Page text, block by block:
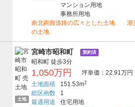
マンション用地
事務所用地
南北両面道路の広々とした土地 潮
の土地
土地
宮崎市昭和町 契約済
昭和町 徒歩3分
1,050万円
坪単価：22.91万円
土地面積
151.53m2
総区画数
1
最適用途
住宅用地